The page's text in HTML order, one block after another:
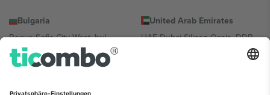
Bulgaria
Regus Sofia City West, bul
Totleben 53-55, 1606 Sofia,
Bulgaria
United Arab Emirates
UAE Dubai Silicon Oasis, DDP
Building A1, Office 302, Dubai,
Mexico